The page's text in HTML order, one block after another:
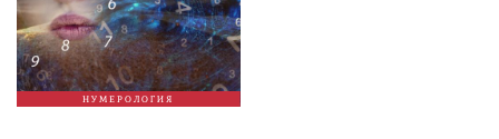
НУМЕРОЛОГИЯ